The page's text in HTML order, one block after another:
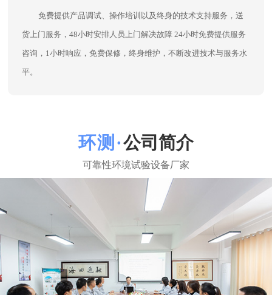
公司简介
东莞市环测检测设备有限公司
环测公司一直坚持在环境试验箱领域刻苦钻研，把客户难题当成
我们的课题！坚持“专业、诚信、创新”的理念和广大海内外客户及行
业人士一并携手合作，专注于在环境试验箱领域演绎着环测人的精